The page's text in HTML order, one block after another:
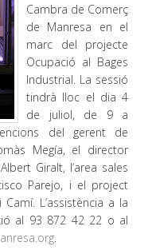
Cambra de Comerç
de Manresa en el
marc del projecte
Ocupació al Bages
Industrial. La sessió
tindrà lloc el dia 4
de juliol, de 9 a
del gerent de
Megía, el director
Giralt, l’area sales
Parejo, i el project
L’assistència a la
al 93 872 42 22 o al
.